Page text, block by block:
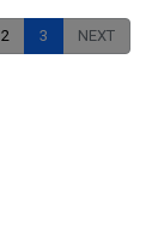
2 3 NEXT